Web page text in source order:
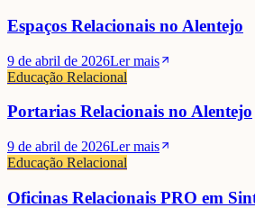
Espaços Relacionais no Alentejo
9 de abril de 2026Ler mais
Educação Relacional
Portarias Relacionais no Alentejo
9 de abril de 2026Ler mais
Educação Relacional
Oficinas Relacionais PRO em